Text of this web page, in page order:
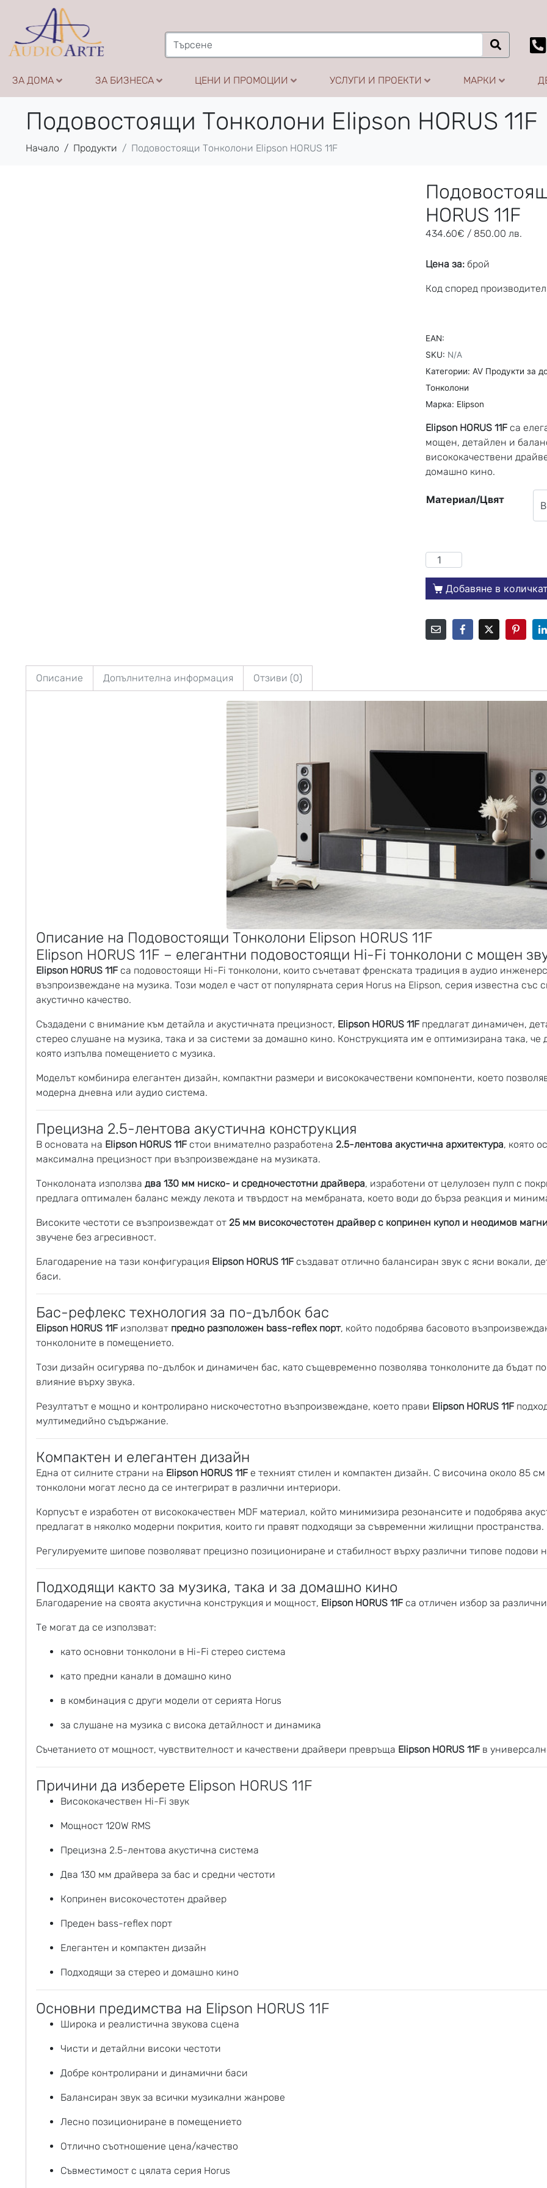
ЗА ДОМА ЗА БИЗНЕСА ЦЕНИ И ПРОМОЦИИ УСЛУГИ И ПРОЕКТИ МАРКИ
Подовостоящи Тонколони Elipson HORUS 11F
Начало Продукти Подовостоящи Тонколони Elipson HORUS 11F
HORUS 11F
434.60€ / 850.00 лв.
Цена за: брой
Код според
EAN:
SKU: N/A
Категории: AV Продукти за
Тонколони
Марка: Elipson
Elipson HORUS 11F са
мощен, детайлен и
висококачествени
домашно кино.
Материал/Цвят
Добавяне в
Описание Допълнителна информация Отзиви (0)
Описание на Подовостоящи Тонколони Elipson HORUS 11F
Elipson HORUS 11F – елегантни подовостоящи Hi-Fi тонколони с мощен
Elipson HORUS 11F са подовостоящи Hi-Fi тонколони, които съчетават френската традиция в аудио
възпроизвеждане на музика. Този модел е част от популярната серия Horus на Elipson, серия известна със
акустично качество.
Създадени с внимание към детайла и акустичната прецизност, Elipson HORUS 11F предлагат динамичен,
стерео слушане на музика, така и за системи за домашно кино. Конструкцията им е оптимизирана така,
която изпълва помещението с музика.
Моделът комбинира елегантен дизайн, компактни размери и висококачествени компоненти, което
модерна дневна или аудио система.
Прецизна 2.5-лентова акустична конструкция
В основата на Elipson HORUS 11F стои внимателно разработена 2.5-лентова акустична архитектура, която
максимална прецизност при възпроизвеждане на музиката.
Тонколоната използва два 130 мм ниско- и средночестотни драйвера, изработени от целулозен пулп с
предлага оптимален баланс между лекота и твърдост на мембраната, което води до бърза реакция и
Високите честоти се възпроизвеждат от 25 мм високочестотен драйвер с копринен купол и неодимов
звучене без агресивност.
Благодарение на тази конфигурация Elipson HORUS 11F създават отлично балансиран звук с ясни вокали,
баси.
Бас-рефлекс технология за по-дълбок бас
Elipson HORUS 11F използват предно разположен bass-reflex порт, който подобрява басовото
тонколоните в помещението.
Този дизайн осигурява по-дълбок и динамичен бас, като същевременно позволява тонколоните да бъдат
влияние върху звука.
Резултатът е мощно и контролирано нискочестотно възпроизвеждане, което прави Elipson HORUS 11F
мултимедийно съдържание.
Компактен и елегантен дизайн
Една от силните страни на Elipson HORUS 11F е техният стилен и компактен дизайн. С височина около 85
тонколони могат лесно да се интегрират в различни интериори.
Корпусът е изработен от висококачествен MDF материал, който минимизира резонансите и подобрява
предлагат в няколко модерни покрития, които ги правят подходящи за съвременни жилищни пространства.
Регулируемите шипове позволяват прецизно позициониране и стабилност върху различни типове подови
Подходящи както за музика, така и за домашно кино
Благодарение на своята акустична конструкция и мощност, Elipson HORUS 11F са отличен избор за
Те могат да се използват:
като основни тонколони в Hi-Fi стерео система
като предни канали в домашно кино
в комбинация с други модели от серията Horus
за слушане на музика с висока детайлност и динамика
Съчетанието от мощност, чувствителност и качествени драйвери превръща Elipson HORUS 11F в
Причини да изберете Elipson HORUS 11F
Висококачествен Hi-Fi звук
Мощност 120W RMS
Прецизна 2.5-лентова акустична система
Два 130 мм драйвера за бас и средни честоти
Копринен високочестотен драйвер
Преден bass-reflex порт
Елегантен и компактен дизайн
Подходящи за стерео и домашно кино
Основни предимства на Elipson HORUS 11F
Широка и реалистична звукова сцена
Чисти и детайлни високи честоти
Добре контролирани и динамични баси
Балансиран звук за всички музикални жанрове
Лесно позициониране в помещението
Отлично съотношение цена/качество
Съвместимост с цялата серия Horus